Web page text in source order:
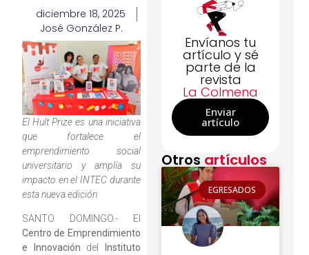
diciembre 18, 2025
José González P.
El Hult Prize es una iniciativa
que fortalece el
emprendimiento social
universitario y amplía su
impacto en el INTEC durante
esta nueva edición
SANTO DOMINGO.- El
Centro de Emprendimiento
e Innovación del
Instituto
Envíanos tu
artículo y sé
parte de la
revista
La Colmena
Enviar
artículo
Otros artículos
EGRESADOS